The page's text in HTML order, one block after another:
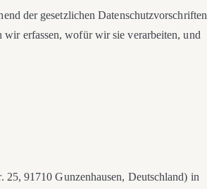
der gesetzlichen Datenschutzvorschriften
erfassen, wofür wir sie verarbeiten, und
91710 Gunzenhausen, Deutschland) in